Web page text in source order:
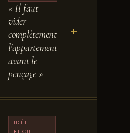
« Il faut
vider
complètement
l'appartement
avant le
ponçage »
+
IDÉE
REÇUE